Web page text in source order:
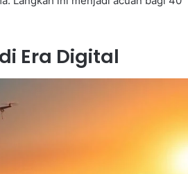
Era Digital